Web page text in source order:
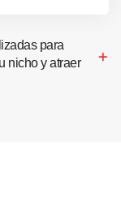
para
nicho y atraer